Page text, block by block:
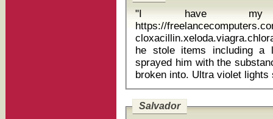
"I have my
https://
he stole items including a
sprayed him with the
Salvador